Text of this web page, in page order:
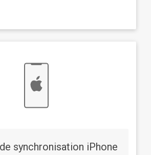
synchronisation iPhone